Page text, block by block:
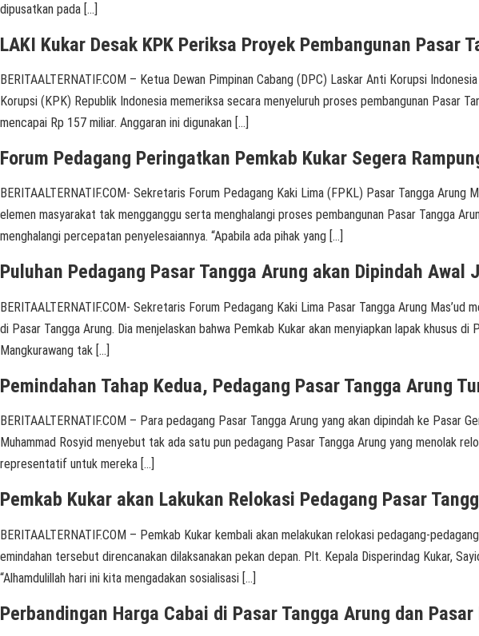
dipusatkan pada […]
LAKI Kukar Desak KPK Periksa Proyek Pembangunan Pasar
BERITAALTERNATIF.COM – Ketua Dewan Pimpinan Cabang (DPC) Laskar Anti Korupsi
Korupsi (KPK) Republik Indonesia memeriksa secara menyeluruh proses pembangunan Pasar
mencapai Rp 157 miliar. Anggaran ini digunakan […]
Forum Pedagang Peringatkan Pemkab Kukar Segera
BERITAALTERNATIF.COM- Sekretaris Forum Pedagang Kaki Lima (FPKL) Pasar Tangga
elemen masyarakat tak mengganggu serta menghalangi proses pembangunan Pasar Tangga
menghalangi percepatan penyelesaiannya. “Apabila ada pihak yang […]
Puluhan Pedagang Pasar Tangga Arung akan Dipindah Awal
BERITAALTERNATIF.COM- Sekretaris Forum Pedagang Kaki Lima Pasar Tangga Arung
di Pasar Tangga Arung. Dia menjelaskan bahwa Pemkab Kukar akan menyiapkan lapak khusus
Mangkurawang tak […]
Pemindahan Tahap Kedua, Pedagang Pasar Tangga Arung
BERITAALTERNATIF.COM – Para pedagang Pasar Tangga Arung yang akan dipindah ke
Muhammad Rosyid menyebut tak ada satu pun pedagang Pasar Tangga Arung yang menolak
representatif untuk mereka […]
Pemkab Kukar akan Lakukan Relokasi Pedagang Pasar
BERITAALTERNATIF.COM – Pemkab Kukar kembali akan melakukan relokasi pedagang-
emindahan tersebut direncanakan dilaksanakan pekan depan. Plt. Kepala Disperindag Kukar,
“Alhamdulillah hari ini kita mengadakan sosialisasi […]
Perbandingan Harga Cabai di Pasar Tangga Arung dan